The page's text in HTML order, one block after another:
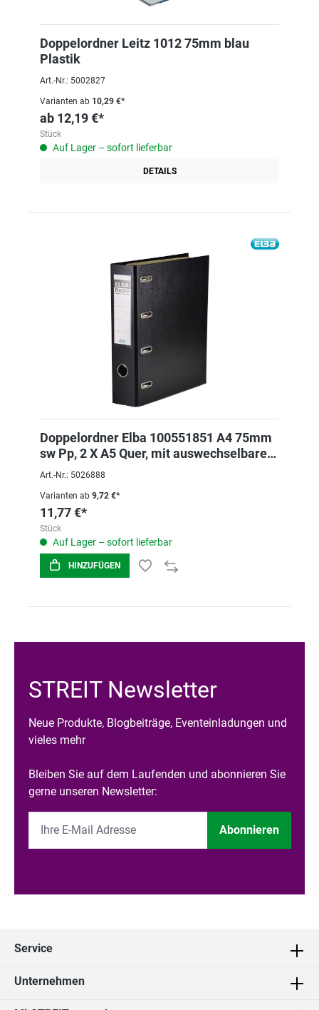
Doppelordner Leitz 1012 75mm blau
Plastik
Art.-Nr.: 5002827
Varianten ab 10,29 €*
ab 12,19 €*
Stück
Auf Lager – sofort lieferbar
DETAILS
Doppelordner Elba 100551851 A4 75mm
sw Pp, 2 X A5 Quer, mit auswechselbarem
Rs
Art.-Nr.: 5026888
Varianten ab 9,72 €*
11,77 €*
Stück
Auf Lager – sofort lieferbar
HINZUFÜGEN
STREIT Newsletter
Neue Produkte, Blogbeiträge, Eventeinladungen und
vieles mehr
Bleiben Sie auf dem Laufenden und abonnieren Sie
gerne unseren Newsletter:
Abonnieren
Service
Unternehmen